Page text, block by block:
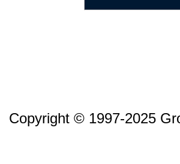
Copyright © 1997-2025